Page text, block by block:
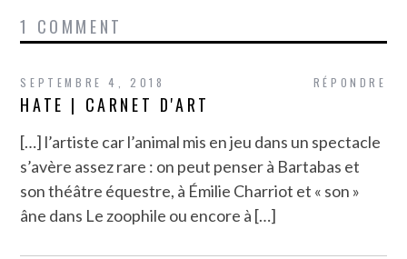
1 COMMENT
RÉPONDRE
SEPTEMBRE 4, 2018
HATE | CARNET D'ART
[…] l’artiste car l’animal mis en jeu dans un spectacle
s’avère assez rare : on peut penser à Bartabas et
son théâtre équestre, à Émilie Charriot et « son »
âne dans Le zoophile ou encore à […]